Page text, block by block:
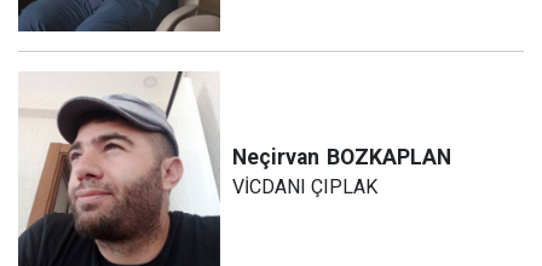
Neçirvan BOZKAPLAN
VİCDANI ÇIPLAK